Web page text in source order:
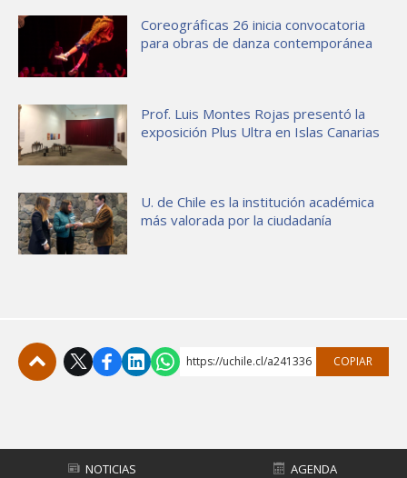
Coreográficas 26 inicia convocatoria
para obras de danza contemporánea
Prof. Luis Montes Rojas presentó la
exposición Plus Ultra en Islas Canarias
U. de Chile es la institución académica
más valorada por la ciudadanía
https://uchile.cl/a241336 COPIAR
NOTICIAS AGENDA